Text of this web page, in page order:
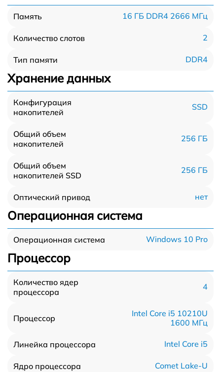
Память 16 ГБ DDR4 2666 МГц
Количество слотов 2
Тип памяти DDR4
Хранение данных
Конфигурация
накопителей
SSD
Общий объем
накопителей
256 ГБ
Общий объем
накопителей SSD
256 ГБ
Оптический привод нет
Операционная система
Операционная система Windows 10 Pro
Процессор
Количество ядер
процессора
4
Процессор
Intel Core i5 10210U
1600 МГц
Линейка процессора Intel Core i5
Ядро процессора Comet Lake-U